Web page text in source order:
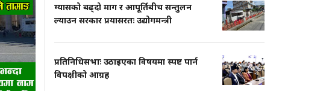
ग्यासको बढ्दो माग र आपूर्तिबीच सन्तुलन
ल्याउन सरकार प्रयासरतः उद्योगमन्त्री
प्रतिनिधिसभाः उठाइएका विषयमा स्पष्ट पार्न
विपक्षीको आग्रह